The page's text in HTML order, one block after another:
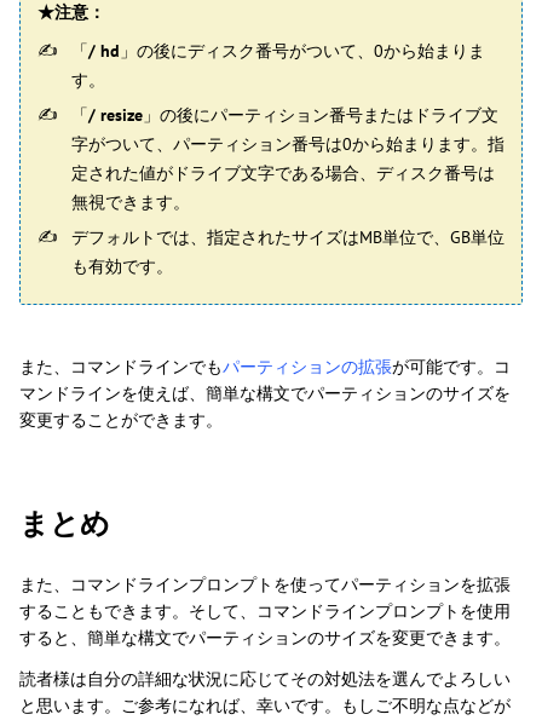
★注意：
「/ hd 」の後にディスク番号がついて、0から始まりま
す。
「/ resize 」の後にパーティション番号またはドライブ文
字がついて、パーティション番号は0から始まります。指
定された値がドライブ文字である場合、ディスク番号は
無視できます。
デフォルトでは、指定されたサイズはMB単位で、GB単位
も有効です。
また、コマンドラインでもパーティションの拡張が可能です。コ
マンドラインを使えば、簡単な構文でパーティションのサイズを
変更することができます。
まとめ
また、コマンドラインプロンプトを使ってパーティションを拡張
することもできます。そして、コマンドラインプロンプトを使用
すると、簡単な構文でパーティションのサイズを変更できます。
読者様は自分の詳細な状況に応じてその対処法を選んでよろしい
と思います。ご参考になれば、幸いです。もしご不明な点などが